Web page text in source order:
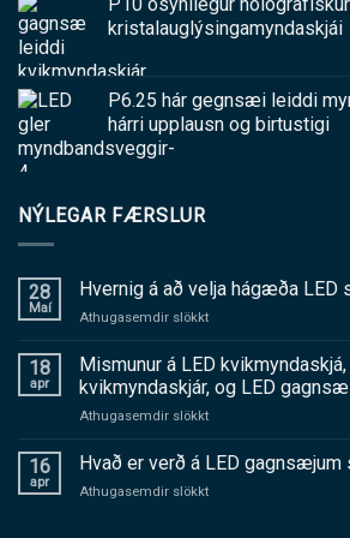
kristalauglýsingamyndaskjái
P6.25 hár gegnsæi leiddi
hárri upplausn og birtustigi
NÝLEGAR FÆRSLUR
28
Maí
Hvernig á að velja hágæða LED
Athugasemdir slökktá
á
velja
hágæða
skjá
18
apr
Mismunur á LED
kvikmyndaskjár, og LED
Athugasemdir slökktá
á
kvikmyndaskjá,
16
apr
Hvað er verð á LED gagnsæjum
Athugasemdir slökktá